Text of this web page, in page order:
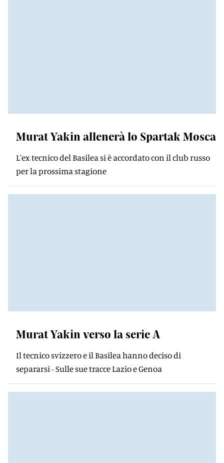
Murat Yakin allenerà lo Spartak Mosca
L'ex tecnico del Basilea si è accordato con il club russo
per la prossima stagione
Murat Yakin verso la serie A
Il tecnico svizzero e il Basilea hanno deciso di
separarsi - Sulle sue tracce Lazio e Genoa